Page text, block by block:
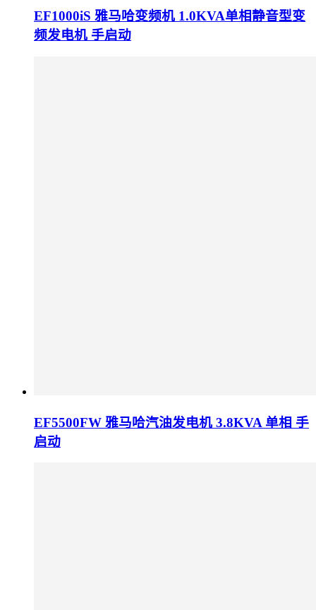
EF1000iS 雅马哈变频机 1.0KVA单相静音型变
频发电机 手启动
EF5500FW 雅马哈汽油发电机 3.8KVA 单相 手
启动